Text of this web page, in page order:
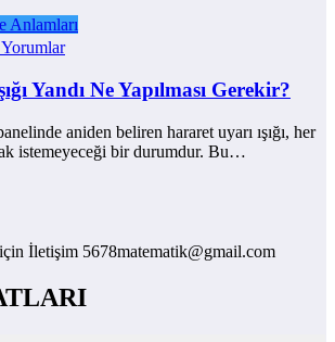
Anlamları
Yandı Ne Yapılması Gerekir?
aniden beliren hararet uyarı ışığı, her
istemeyeceği bir durumdur. Bu…
İletişim 5678matematik@gmail.com